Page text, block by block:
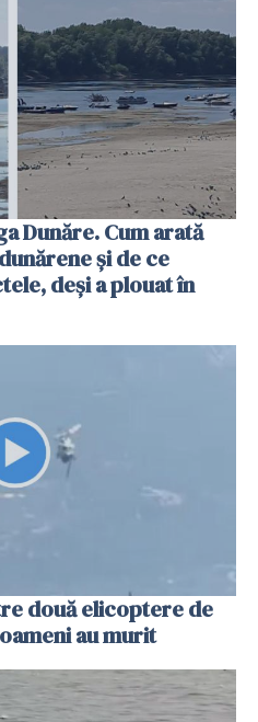
Dunăre. Cum arată
și de ce
deși a plouat în
două elicoptere de
au murit